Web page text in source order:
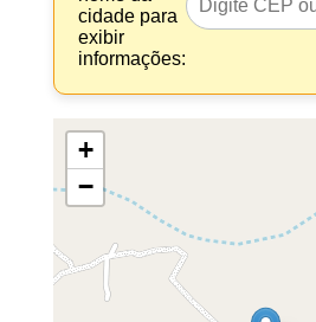
cidade para
exibir
informações:
+
−